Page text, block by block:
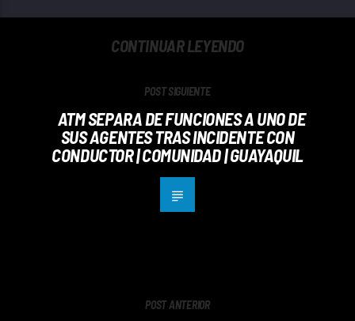
CONTINUAR LEYENDO
POST SIGUIENTE
ATM SEPARA DE FUNCIONES A UNO DE
SUS AGENTES TRAS INCIDENTE CON
CONDUCTOR | COMUNIDAD | GUAYAQUIL
POST ANTERIOR